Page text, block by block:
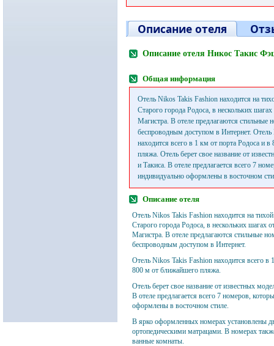
Описание отеля
Описание отеля Никос Такис
Общая информация
Отель Nikos Takis Fashion находится на
Старого города Родоса, в нескольких
Магистра. В отеле предлагаются стильные
беспроводным доступом в Интернет.
находится всего в 1 км от порта Родоса и
пляжа. Отель берет свое название от
и Такиса. В отеле предлагается всего 7
индивидуально оформлены в восточном
Описание отеля
Отель Nikos Takis Fashion находится на
Старого города Родоса, в нескольких шагах
Магистра. В отеле предлагаются стильные
беспроводным доступом в Интернет.
Отель Nikos Takis Fashion находится всего в
800 м от ближайшего пляжа.
Отель берет свое название от известных
В отеле предлагается всего 7 номеров,
оформлены в восточном стиле.
В ярко оформленных номерах установлены
ортопедическими матрацами. В номерах
ванные комнаты.